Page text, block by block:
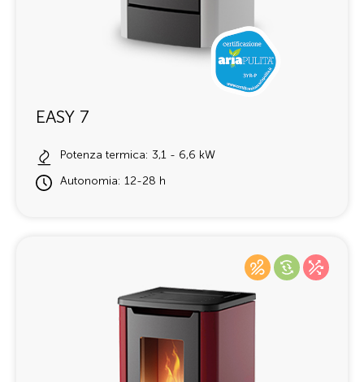
EASY 7
Potenza termica: 3,1 - 6,6 kW
Autonomia: 12-28 h